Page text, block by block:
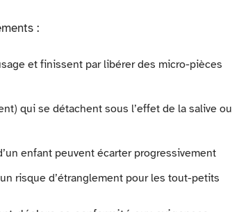
:
et finissent par libérer des micro-pièces
qui se détachent sous l’effet de la salive ou
enfant peuvent écarter progressivement
risque d’étranglement pour les tout-petits